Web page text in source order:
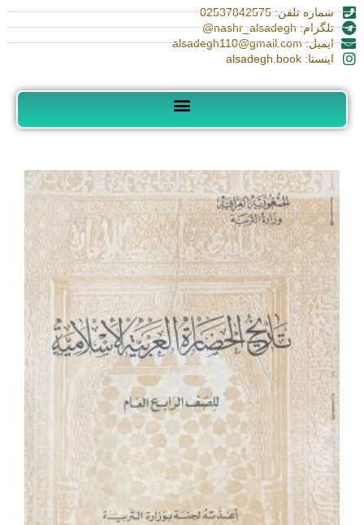
شماره تلفن: 02537842575
تلگرام: nashr_alsadegh@
ایمیل: alsadegh110@gmail.com
اینستا: alsadegh.book